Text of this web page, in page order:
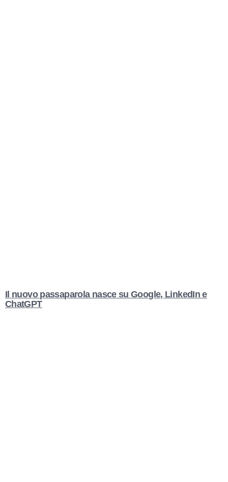
Il nuovo passaparola nasce su Google, LinkedIn e
ChatGPT